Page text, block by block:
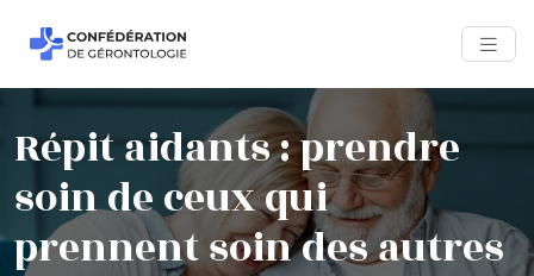
Répit aidants : prendre
soin de ceux qui
prennent soin des autres